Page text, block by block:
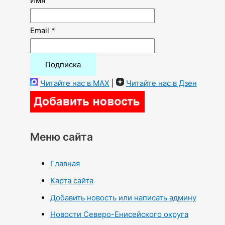
Email *
Читайте нас в MAX Читайте нас в Дзен
Меню сайта
Главная
Карта сайта
Добавить новость или написать админу
Новости Северо-Енисейского округа